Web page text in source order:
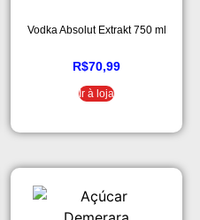
Vodka Absolut Extrakt 750 ml
R$70,99
Ir à loja